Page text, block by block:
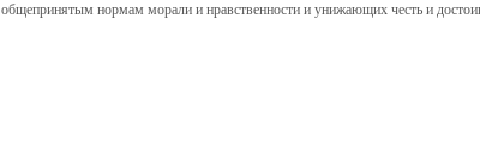
общепринятым нормам морали и нравственности и унижающих честь и